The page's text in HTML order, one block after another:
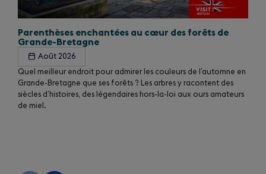
Parenthèses enchantées au cœur des forêts de
Grande-Bretagne
Août 2026
Quel meilleur endroit pour admirer les couleurs de l’automne en
Grande-Bretagne que ses forêts ? Les arbres y racontent des
siècles d’histoires, des légendaires hors-la-loi aux ours amateurs
de miel.